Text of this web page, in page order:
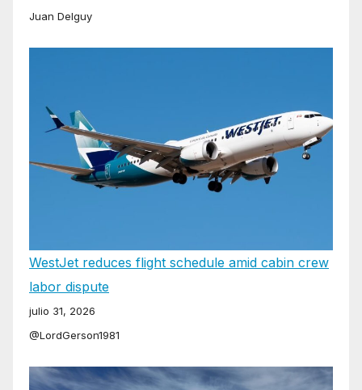
Juan Delguy
WestJet reduces flight schedule amid cabin crew
labor dispute
julio 31, 2026
@LordGerson1981